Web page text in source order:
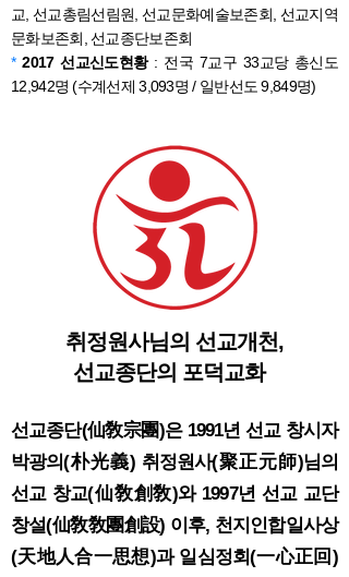
교, 선교총림선림원, 선교문화예술보존회, 선교지역
문화보존회, 선교종단보존회
*2017 선교신도현황: 전국 7교구 33교당 총신도
12,942명 (수계선제 3,093명 / 일반선도 9,849명)
취정원사님의 선교개천,
선교종단의 포덕교화
선교종단(仙敎宗團)은 1991년 선교 창시자
박광의(朴光義) 취정원사(聚正元師)님의
선교 창교(仙敎創敎)와 1997년 선교 교단
창설(仙敎敎團創設) 이후, 천지인합일사상
(天地人合一思想)과 일심정회(一心正回 )